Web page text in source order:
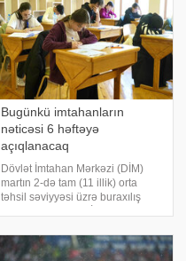
Bugünkü imtahanların
nəticəsi 6 həftəyə
açıqlanacaq
Dövlət İmtahan Mərkəzi (DİM)
martın 2-də tam (11 illik) orta
təhsil səviyyəsi üzrə buraxılış
keçirilən şəhər və rayonlarda
ümumilikdə 242 imtahan binası,